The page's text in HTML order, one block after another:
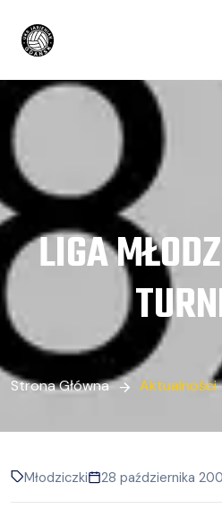
LIGA
Strona Główna Aktualności
Młodziczki 28 października